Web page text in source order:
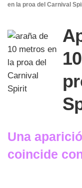
en la proa del Carnival
Una
coincide